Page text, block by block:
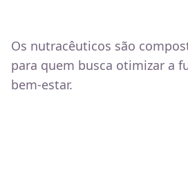
Os nutracêuticos são
para quem busca otimizar a
bem-estar.